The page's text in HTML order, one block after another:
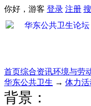
你好，游客 登录 注册
首页综合资讯环境与劳
华东公共卫生 → 体力
背景：